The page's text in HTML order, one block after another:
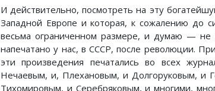
И действительно, посмотреть на эту
Западной Европе и которая, к сожалению до
весьма ограниченном размере, и думаю — не
напечатано у нас, в СССР, после революции.
эти произведения печатались во всех
Нечаевым, и, Плехановым, и Долгоруковым, и
Тихомировым, и Серебряковым, и многими,